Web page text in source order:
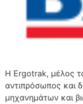
H Ergotrak, μέλος
αντιπρόσωπος και
μηχανημάτων και